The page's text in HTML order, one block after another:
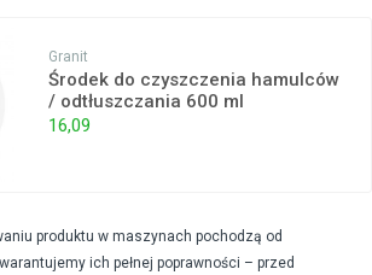
Granit
Środek do czyszczenia hamulców
/ odtłuszczania 600 ml
16,09
produktu w maszynach pochodzą od
ich pełnej poprawności – przed